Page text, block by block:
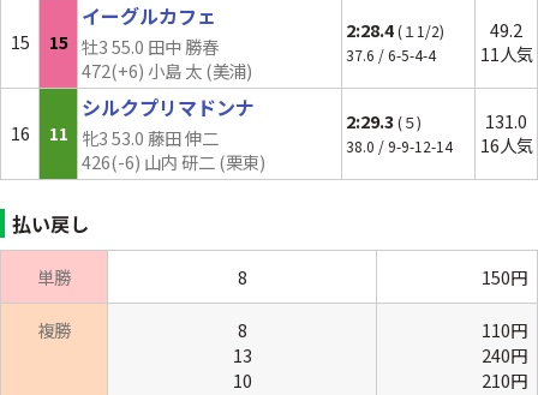
15 15
イーグルカフェ
牡3 55.0 田中 勝春
472(+6) 小島 太 (美浦)
2:28.4(１1/2)
37.6 / 6-5-4-4
49.2
11人気
16 11
シルクプリマドンナ
牝3 53.0 藤田 伸二
426(-6) 山内 研二 (栗東)
2:29.3(５)
38.0 / 9-9-12-14
131.0
16人気
払い戻し
単勝 8 150円
複勝
8
13
10
110円
240円
210円